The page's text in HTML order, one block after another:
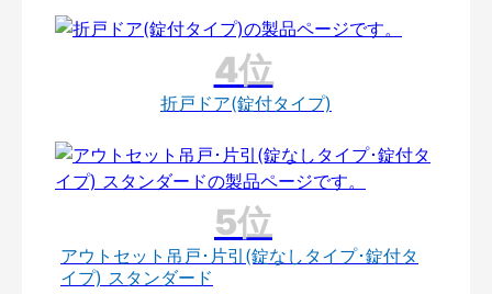
折戸ドア(錠付タイプ)
アウトセット吊戸･片引(錠なしタイプ･錠付タ
イプ) スタンダード